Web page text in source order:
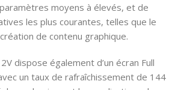
moyens à élevés, et de
les plus courantes, telles que le
de contenu graphique.
dispose également d’un écran Full
un taux de rafraîchissement de 144